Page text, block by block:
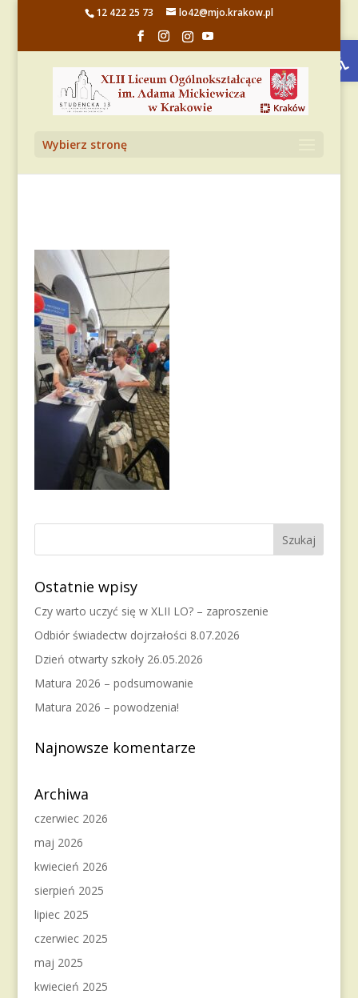
12 422 25 73 lo42@mjo.krakow.pl
Wybierz stronę
Ostatnie wpisy
Czy warto uczyć się w XLII LO? – zaproszenie
Odbiór świadectw dojrzałości 8.07.2026
Dzień otwarty szkoły 26.05.2026
Matura 2026 – podsumowanie
Matura 2026 – powodzenia!
Najnowsze komentarze
Archiwa
czerwiec 2026
maj 2026
kwiecień 2026
sierpień 2025
lipiec 2025
czerwiec 2025
maj 2025
kwiecień 2025